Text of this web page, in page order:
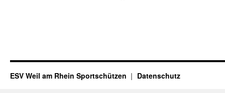
ESV Weil am Rhein Sportschützen Datenschutz